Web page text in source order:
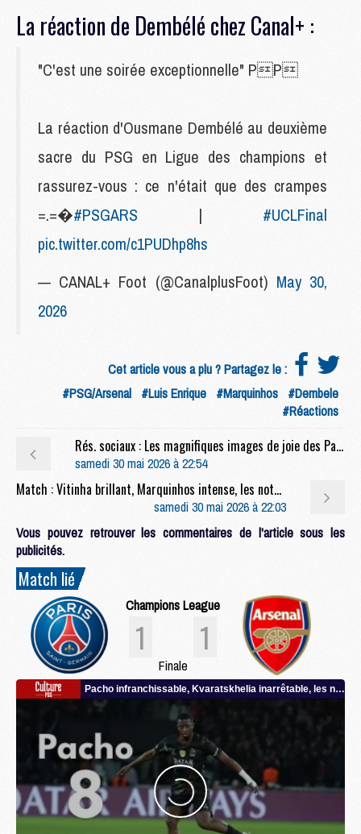
La réaction de Dembélé chez Canal+ :
"C'est une soirée exceptionnelle" PP
La réaction d'Ousmane Dembélé au deuxième
sacre du PSG en Ligue des champions et
rassurez-vous : ce n'était que des crampes
=.‍=�#PSGARS | #UCLFinal
pic.twitter.com/c1PUDhp8hs
— CANAL+ Foot (@CanalplusFoot) May 30,
2026
Cet article vous a plu ? Partagez le :
#PSG/Arsenal #Luis Enrique #Marquinhos #Dembele
#Réactions
Rés. sociaux : Les magnifiques images de joie des Parisiens après PSG/Arsenal
samedi 30 mai 2026 à 22:54
Match : Vitinha brillant, Marquinhos intense, les notes de PSG/Arsenal (1-1, 4-3 t.a.b.)
samedi 30 mai 2026 à 22:03
Vous pouvez retrouver les commentaires de l'article sous les
publicités.
Match lié
Champions League
1 1
Finale